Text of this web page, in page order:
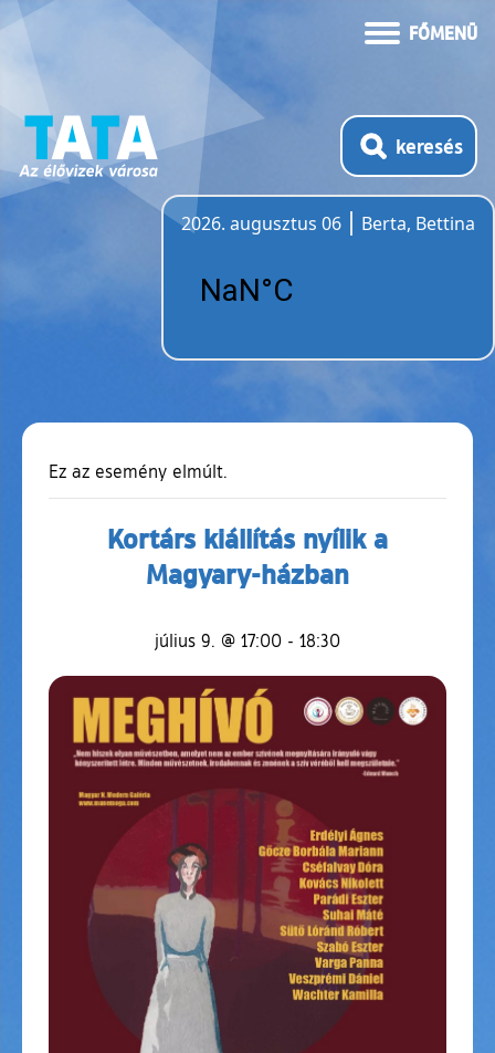
FŐMENÜ
keresés
2026. augusztus 06
Berta, Bettina
Ez az esemény elmúlt.
Kortárs kiállítás nyílik a
Magyary-házban
július 9. @ 17:00 - 18:30